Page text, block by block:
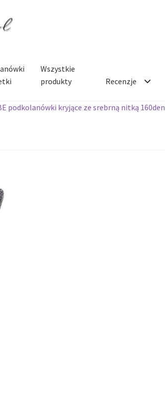
Wszystkie
produkty
Recenzje
podkolanówki kryjące ze srebrną nitką 160den